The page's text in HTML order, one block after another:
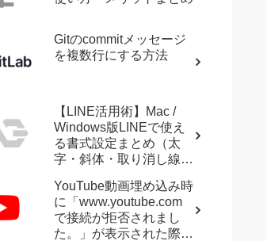
Gitのcommitメッセージ
を複数行にする方法
【LINE活用術】Mac /
Windows版LINEで使え
る書式設定まとめ（太
字・斜体・取り消し線・
YouTube動画埋め込み時
に「www.youtube.com
で接続が拒否されまし
た。」が表示された際に